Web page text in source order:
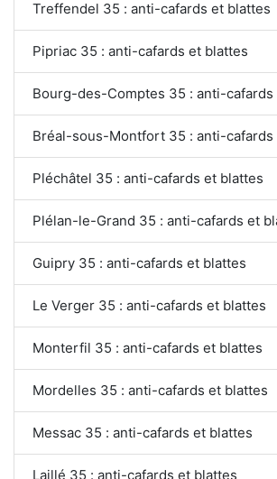
Treffendel 35 : anti-cafards et blattes
Pipriac 35 : anti-cafards et blattes
Bourg-des-Comptes 35 : anti-cafards
Bréal-sous-Montfort 35 : anti-cafards
Pléchâtel 35 : anti-cafards et blattes
Plélan-le-Grand 35 : anti-cafards et
Guipry 35 : anti-cafards et blattes
Le Verger 35 : anti-cafards et blattes
Monterfil 35 : anti-cafards et blattes
Mordelles 35 : anti-cafards et blattes
Messac 35 : anti-cafards et blattes
Laillé 35 : anti-cafards et blattes